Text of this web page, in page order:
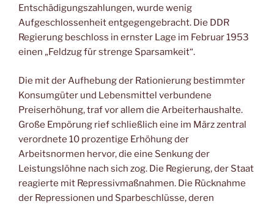
Entschädigungszahlungen, wurde wenig
Aufgeschlossenheit entgegengebracht. Die DDR
Regierung beschloss in ernster Lage im Februar 1953
einen „Feldzug für strenge Sparsamkeit“.
Die mit der Aufhebung der Rationierung bestimmter
Konsumgüter und Lebensmittel verbundene
Preiserhöhung, traf vor allem die Arbeiterhaushalte.
Große Empörung rief schließlich eine im März zentral
verordnete 10 prozentige Erhöhung der
Arbeitsnormen hervor, die eine Senkung der
Leistungslöhne nach sich zog. Die Regierung, der Staat
reagierte mit Repressivmaßnahmen. Die Rücknahme
der Repressionen und Sparbeschlüsse, deren